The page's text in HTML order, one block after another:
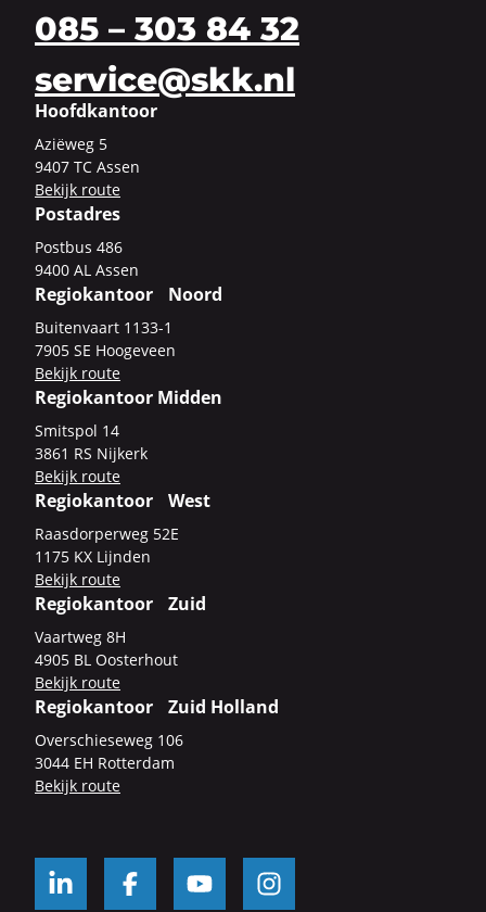
085 – 303 84 32
service@skk.nl
Hoofdkantoor
Azi­ë­weg 5
9407 TC Assen
Be­kijk route
Postadres
Post­bus 486
9400 AL Assen
Regiokantoor Noord
Bui­ten­vaart 1133-​1
7905 SE Hoo­ge­veen
Be­kijk route
Regiokantoor Midden
Smits­pol 14
3861 RS Nij­kerk
Be­kijk route
Regiokantoor West
Raas­dor­per­weg 52E
1175 KX Lijn­den
Be­kijk route
Regiokantoor Zuid
Vaart­weg 8H
4905 BL Oos­ter­hout
Be­kijk route
Regiokantoor Zuid Holland
Over­schie­se­weg 106
3044 EH Rot­ter­dam
Be­kijk route